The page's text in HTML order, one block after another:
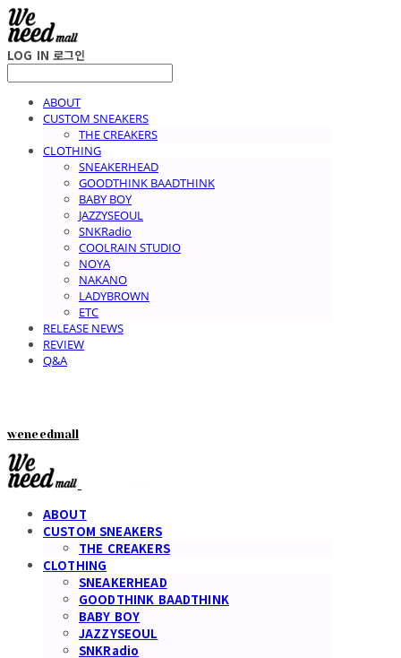
LOG IN 로그인
ABOUT
CUSTOM SNEAKERS
THE CREAKERS
CLOTHING
SNEAKERHEAD
GOODTHINK BAADTHINK
BABY BOY
JAZZYSEOUL
SNKRadio
COOLRAIN STUDIO
NOYA
NAKANO
LADYBROWN
ETC
RELEASE NEWS
REVIEW
Q&A
weneedmall
ABOUT
CUSTOM SNEAKERS
THE CREAKERS
CLOTHING
SNEAKERHEAD
GOODTHINK BAADTHINK
BABY BOY
JAZZYSEOUL
SNKRadio